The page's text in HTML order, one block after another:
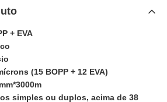
+ EVA
(15 BOPP + 12 EVA)
simples ou duplos, acima de 38